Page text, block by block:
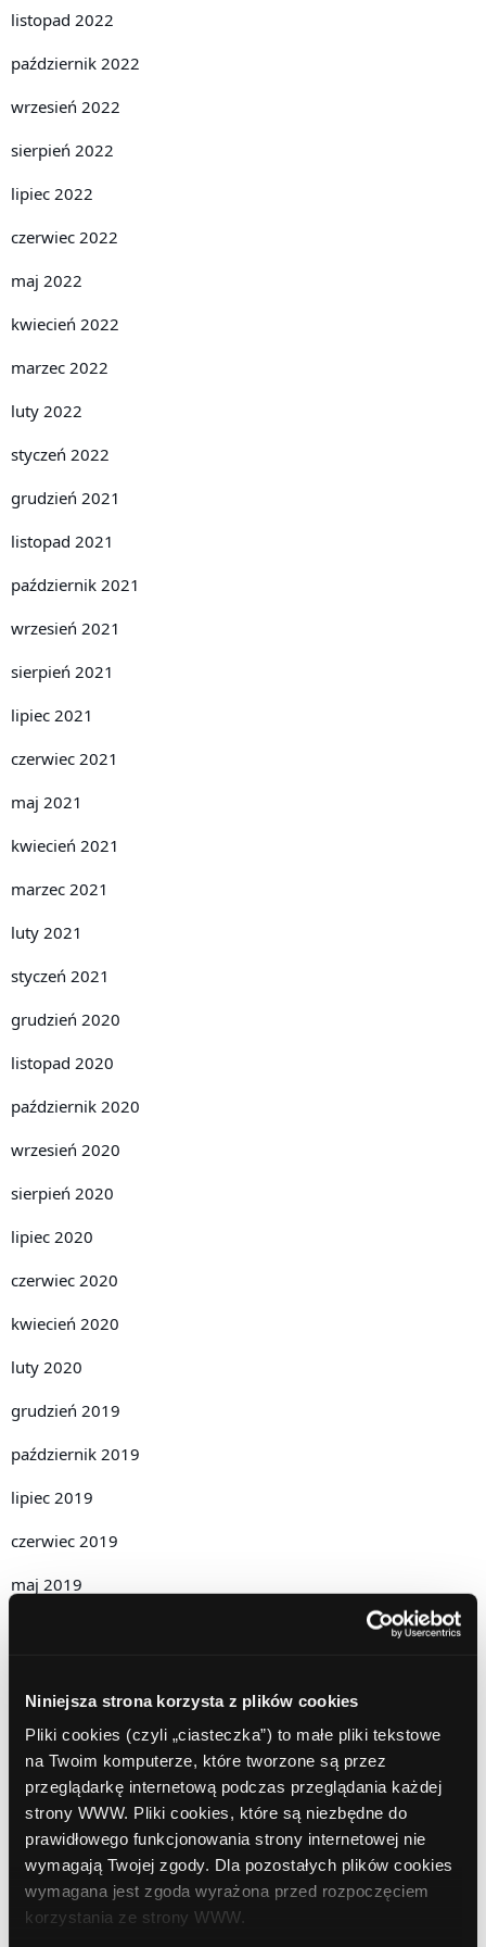
Niniejsza strona korzysta z plików cookies
Pliki cookies (czyli „ciasteczka”) to małe pliki tekstowe
na Twoim komputerze, które tworzone są przez
przeglądarkę internetową podczas przeglądania każdej
strony WWW. Pliki cookies, które są niezbędne do
prawidłowego funkcjonowania strony internetowej nie
wymagają Twojej zgody. Dla pozostałych plików cookies
wymagana jest zgoda wyrażona przed rozpoczęciem
korzystania ze strony WWW.
listopad 2022
październik 2022
wrzesień 2022
sierpień 2022
lipiec 2022
czerwiec 2022
maj 2022
kwiecień 2022
marzec 2022
luty 2022
styczeń 2022
grudzień 2021
listopad 2021
październik 2021
wrzesień 2021
sierpień 2021
lipiec 2021
czerwiec 2021
maj 2021
kwiecień 2021
marzec 2021
luty 2021
styczeń 2021
grudzień 2020
listopad 2020
październik 2020
wrzesień 2020
sierpień 2020
lipiec 2020
czerwiec 2020
kwiecień 2020
luty 2020
grudzień 2019
październik 2019
lipiec 2019
czerwiec 2019
maj 2019
listopad 2018
październik 2018
wrzesień 2018
sierpień 2018
lipiec 2018
czerwiec 2018